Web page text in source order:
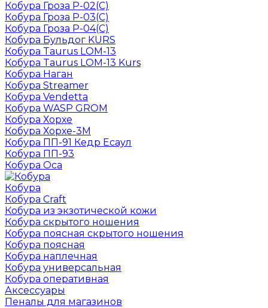
Кобура Гроза Р-02(С)
Кобура Гроза Р-03(С)
Кобура Гроза Р-04(С)
Кобура Бульдог KURS
Кобура Taurus LOM-13
Кобура Taurus LOM-13 Kurs
Кобура Наган
Кобура Streamer
Кобура Vendetta
Кобура WASP GROM
Кобура Хорхе
Кобура Хорхе-3М
Кобура ПП-91 Кедр Есаул
Кобура ПП-93
Кобура Оса
Кобура
Кобура Craft
Кобура из экзотической кожи
Кобура скрытого ношения
Кобура поясная скрытого ношения
Кобура поясная
Кобура наплечная
Кобура универсальная
Кобура оперативная
Аксессуары
Пеналы для магазинов